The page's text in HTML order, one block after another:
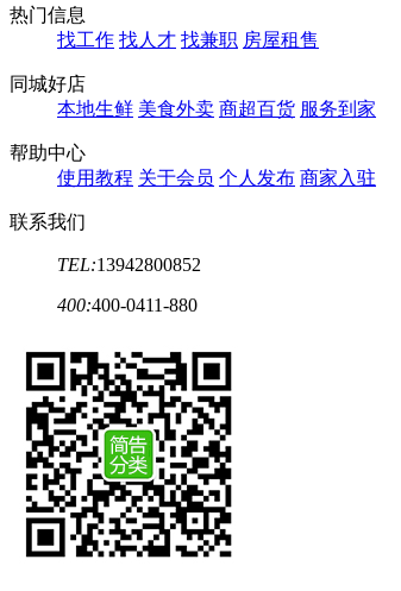
热门信息
找工作 找人才 找兼职 房屋租售
同城好店
本地生鲜 美食外卖 商超百货 服务到家
帮助中心
使用教程 关于会员 个人发布 商家入驻
联系我们
TEL:13942800852
400:400-0411-880